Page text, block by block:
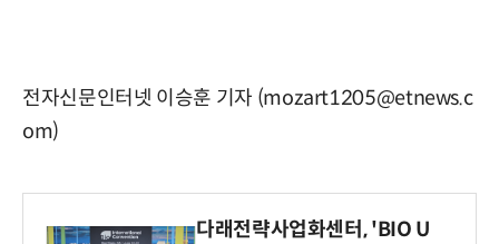
전자신문인터넷 이승훈 기자 (mozart1205@etnews.c
om)
다래전략사업화센터, 'BIO U